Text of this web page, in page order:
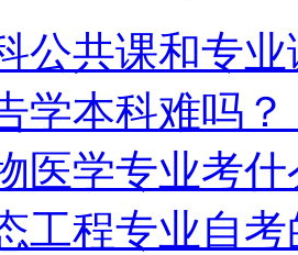
公共课和专
学本科难吗？
医学专业考
工程专业自